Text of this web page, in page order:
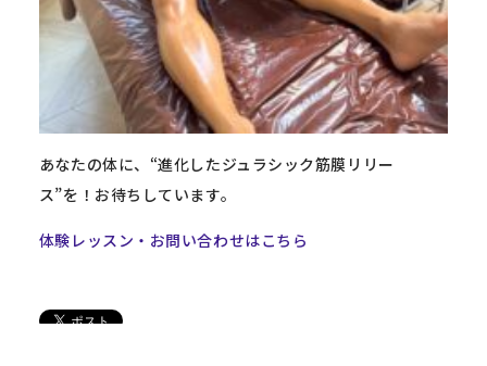
あなたの体に、“進化したジュラシック筋膜リリー
ス”を！お待ちしています。
体験レッスン・お問い合わせはこちら